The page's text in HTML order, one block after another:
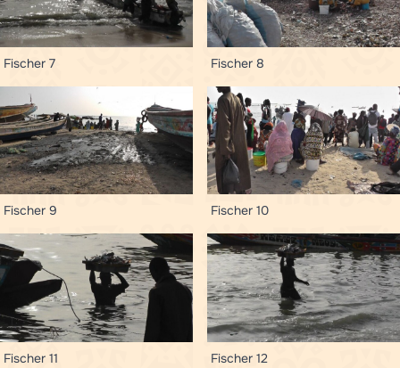
Fischer 7 Fischer 8
Fischer 9 Fischer 10
Fischer 11 Fischer 12